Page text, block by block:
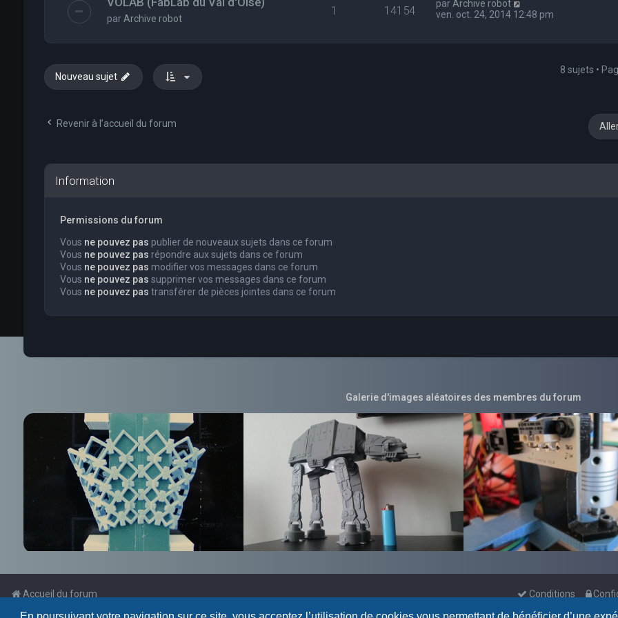
par Archive robot
1 14154 par Archive robot
ven. oct. 24, 2014 12:48 pm
Nouveau sujet
8 sujets •
Revenir à l’accueil du forum
Information
Permissions du forum
Vous ne pouvez pas publier de nouveaux sujets dans ce forum
Vous ne pouvez pas répondre aux sujets dans ce forum
Vous ne pouvez pas modifier vos messages dans ce forum
Vous ne pouvez pas supprimer vos messages dans ce forum
Vous ne pouvez pas transférer de pièces jointes dans ce forum
Galerie d'images aléatoires des membres du forum
Accueil du forum Conditions